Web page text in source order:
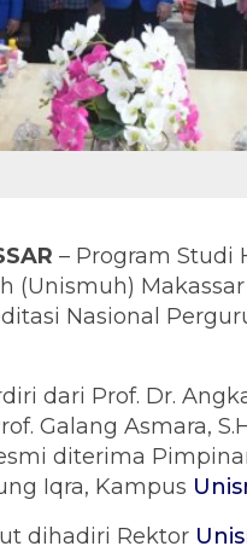
– Program Studi
(Unismuh)
Nasional
dari Prof. Dr.
Galang Asmara,
diterima
Iqra, Kampus
dihadiri Rektor